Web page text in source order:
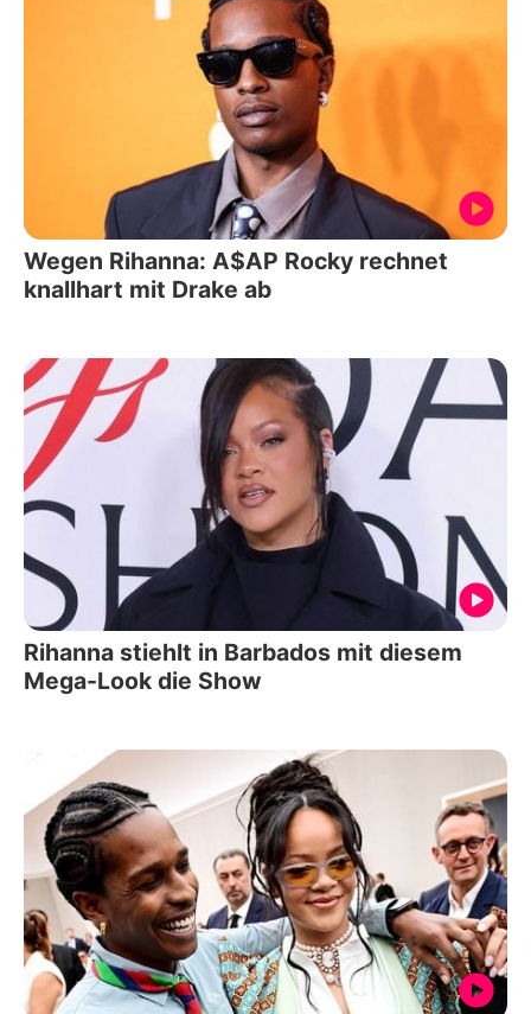
Wegen Rihanna: A$AP Rocky rechnet
knallhart mit Drake ab
Rihanna stiehlt in Barbados mit diesem
Mega-Look die Show